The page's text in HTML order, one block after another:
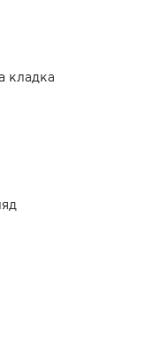
кладка